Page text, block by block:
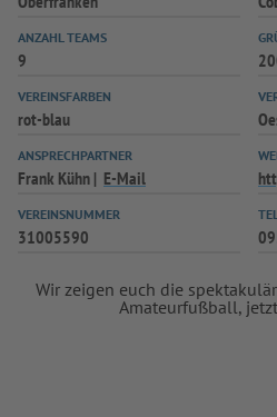
ANZAHL TEAMS
9
VEREINSFARBEN
rot-blau
ANSPRECHPARTNER
Frank Kühn E-Mail
VEREINSNUMMER
31005590
Wir zeigen euch die
Amateurfußball,